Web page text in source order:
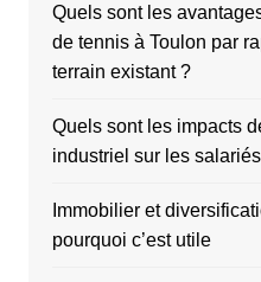
Quels sont les
de tennis à Toulon par
terrain existant ?
Quels sont les impacts
industriel sur les
Immobilier et
pourquoi c’est utile